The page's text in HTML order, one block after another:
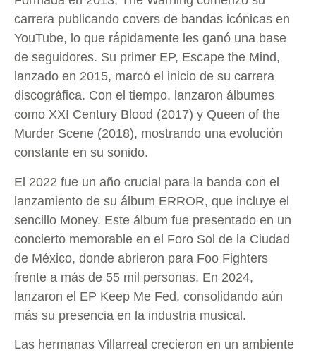
carrera publicando covers de bandas icónicas en
YouTube, lo que rápidamente les ganó una base
de seguidores. Su primer EP, Escape the Mind,
lanzado en 2015, marcó el inicio de su carrera
discográfica. Con el tiempo, lanzaron álbumes
como XXI Century Blood (2017) y Queen of the
Murder Scene (2018), mostrando una evolución
constante en su sonido.
El 2022 fue un año crucial para la banda con el
lanzamiento de su álbum ERROR, que incluye el
sencillo Money. Este álbum fue presentado en un
concierto memorable en el Foro Sol de la Ciudad
de México, donde abrieron para Foo Fighters
frente a más de 55 mil personas. En 2024,
lanzaron el EP Keep Me Fed, consolidando aún
más su presencia en la industria musical.
Las hermanas Villarreal crecieron en un ambiente